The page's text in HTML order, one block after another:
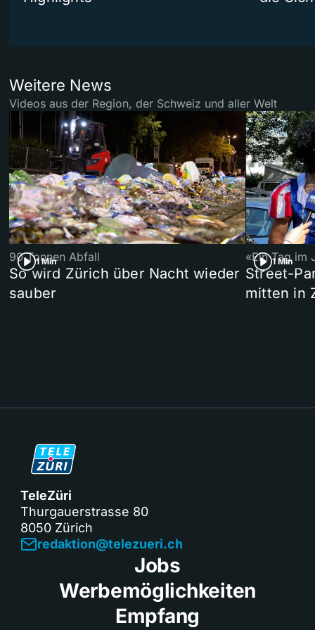
Weitere News
Videos aus der Region, der Schweiz und aller Welt
1 Min
90 Tonnen Abfall
So wird Zürich über Nacht wieder
sauber
1 Min
«Ein Tag im
Street-
mitten in
TeleZüri
Thurgauerstrasse 80
8050 Zürich
redaktion@telezueri.ch
Jobs
Werbemöglichkeiten
Empfang